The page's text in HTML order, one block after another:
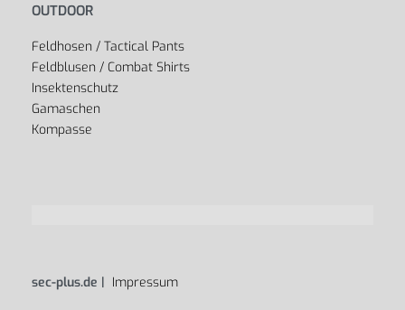
OUTDOOR
Feldhosen / Tactical Pants
Feldblusen / Combat Shirts
Insektenschutz
Gamaschen
Kompasse
sec-plus.de | Impressum